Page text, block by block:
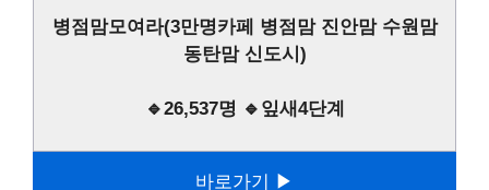
병점맘모여라(3만명카페 병점맘 진안맘 수원맘
동탄맘 신도시)
🔹26,537명 🔹잎새4단계
바로가기 ▶